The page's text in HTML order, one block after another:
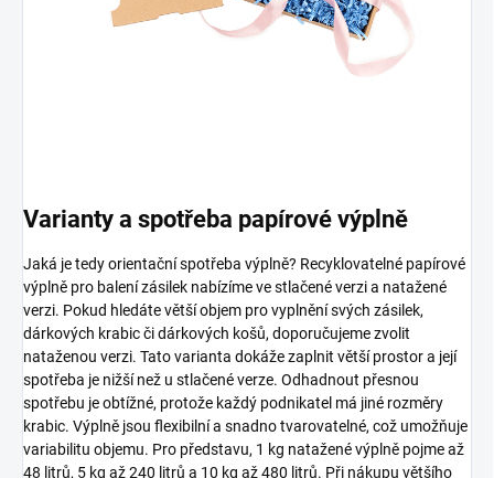
Varianty a spotřeba papírové výplně
Jaká je tedy orientační spotřeba výplně? Recyklovatelné papírové
výplně pro balení zásilek nabízíme ve stlačené verzi a natažené
verzi. Pokud hledáte větší objem pro vyplnění svých zásilek,
dárkových krabic či dárkových košů, doporučujeme zvolit
nataženou verzi. Tato varianta dokáže zaplnit větší prostor a její
spotřeba je nižší než u stlačené verze. Odhadnout přesnou
spotřebu je obtížné, protože každý podnikatel má jiné rozměry
krabic. Výplně jsou flexibilní a snadno tvarovatelné, což umožňuje
variabilitu objemu. Pro představu, 1 kg natažené výplně pojme až
48 litrů, 5 kg až 240 litrů a 10 kg až 480 litrů. Při nákupu většího